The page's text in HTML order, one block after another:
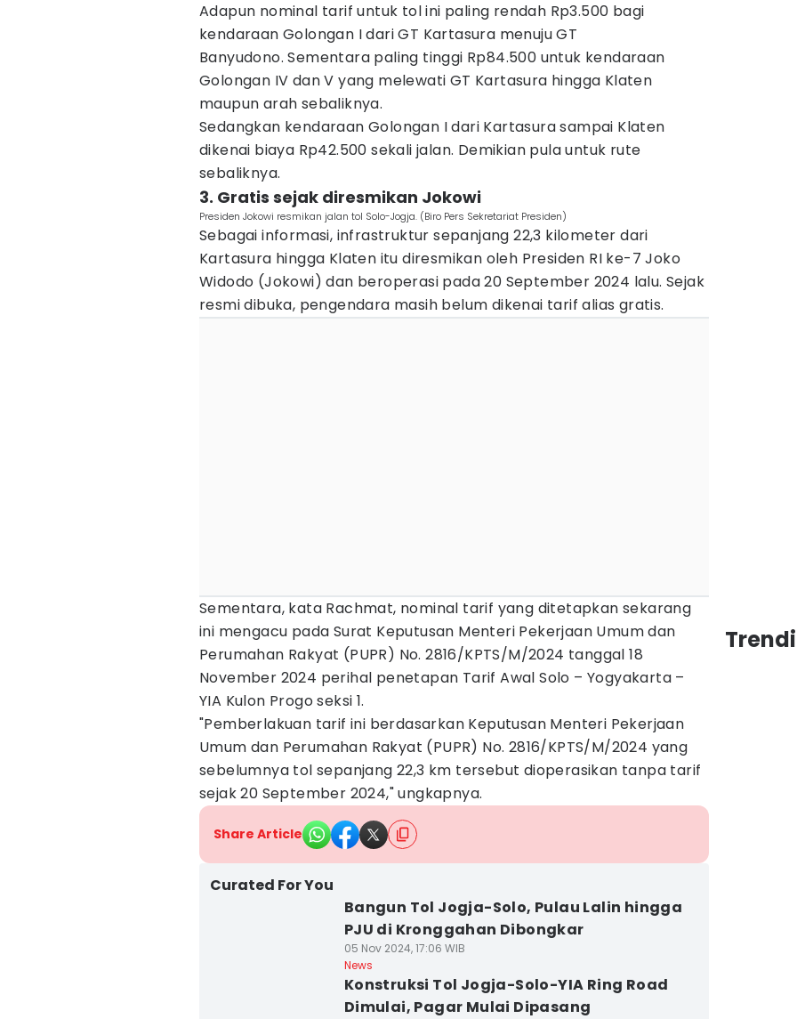
Adapun nominal tarif untuk tol ini paling rendah Rp3.500 bagi
kendaraan Golongan I dari GT Kartasura menuju GT
Banyudono. Sementara paling tinggi Rp84.500 untuk kendaraan
Golongan IV dan V yang melewati GT Kartasura hingga Klaten
maupun arah sebaliknya.
Sedangkan kendaraan Golongan I dari Kartasura sampai Klaten
dikenai biaya Rp42.500 sekali jalan. Demikian pula untuk rute
sebaliknya.
3. Gratis sejak diresmikan Jokowi
Presiden Jokowi resmikan jalan tol Solo-Jogja. (Biro Pers Sekretariat Presiden)
Sebagai informasi, infrastruktur sepanjang 22,3 kilometer dari
Kartasura hingga Klaten itu diresmikan oleh Presiden RI ke-7 Joko
Widodo (Jokowi) dan beroperasi pada 20 September 2024 lalu. Sejak
resmi dibuka, pengendara masih belum dikenai tarif alias gratis.
Sementara, kata Rachmat, nominal tarif yang ditetapkan sekarang
ini mengacu pada Surat Keputusan Menteri Pekerjaan Umum dan
Perumahan Rakyat (PUPR) No. 2816/KPTS/M/2024 tanggal 18
November 2024 perihal penetapan Tarif Awal Solo – Yogyakarta –
YIA Kulon Progo seksi 1.
"Pemberlakuan tarif ini berdasarkan Keputusan Menteri Pekerjaan
Umum dan Perumahan Rakyat (PUPR) No. 2816/KPTS/M/2024 yang
sebelumnya tol sepanjang 22,3 km tersebut dioperasikan tanpa tarif
sejak 20 September 2024," ungkapnya.
Share Article
Curated For You
Bangun Tol Jogja-Solo, Pulau Lalin hingga
PJU di Kronggahan Dibongkar
05 Nov 2024, 17:06 WIB
News
Konstruksi Tol Jogja-Solo-YIA Ring Road
Dimulai, Pagar Mulai Dipasang